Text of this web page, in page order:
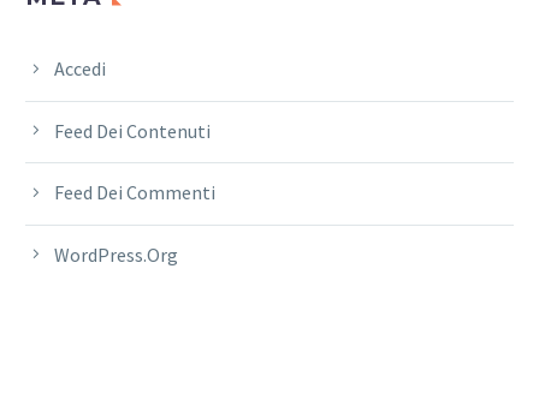
Accedi
Feed Dei Contenuti
Feed Dei Commenti
WordPress.org